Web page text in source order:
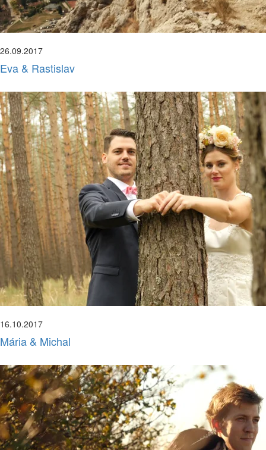
26.09.2017
Eva & Rastislav
16.10.2017
Mária & Michal